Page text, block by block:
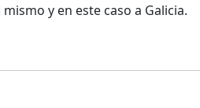
y en este caso a Galicia.